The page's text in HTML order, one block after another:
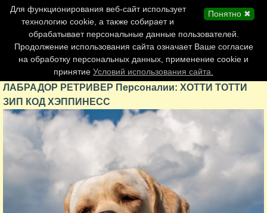
Главная страница
Обновления сайта
Контакты
Персоналии
Форум
ЛАБРАДОР РЕТРИВЕР Персоналии: ХОТТИ ТОТТИ
ЗИП КОД ХЭППИНЕСС
Понятно ✖
Для функционирования веб-сайт использует
технологию cookie, а также собирает и
обрабатывает персональные данные пользователей.
Продолжение использования сайта означает Ваше согласие
на обработку персональных данных, применение cookie и
принятие Условий использования сайта.